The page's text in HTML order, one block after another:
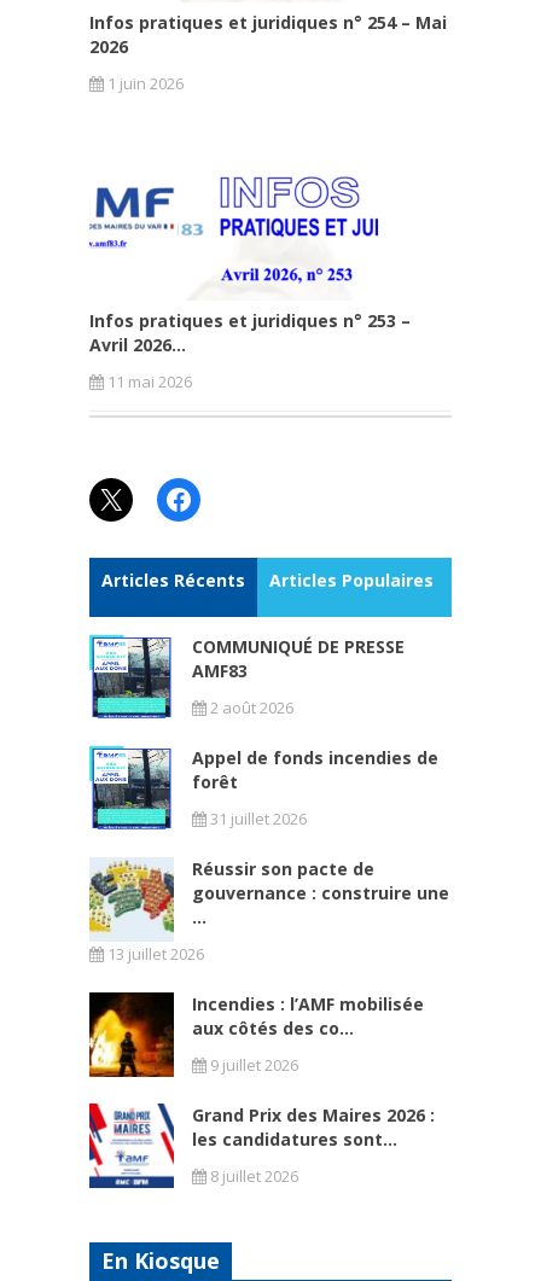
Infos pratiques et juridiques n° 254 – Mai
2026
1 juin 2026
Infos pratiques et juridiques n° 253 –
Avril 2026...
11 mai 2026
X Facebook
Articles Récents Articles Populaires
COMMUNIQUÉ DE PRESSE
AMF83
2 août 2026
Appel de fonds incendies de
forêt
31 juillet 2026
Réussir son pacte de
gouvernance : construire une
...
13 juillet 2026
Incendies : l’AMF mobilisée
aux côtés des co...
9 juillet 2026
Grand Prix des Maires 2026 :
les candidatures sont...
8 juillet 2026
En Kiosque